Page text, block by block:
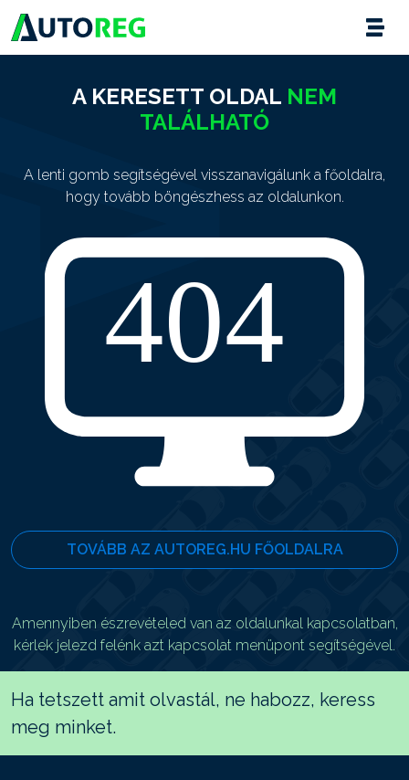
A KERESETT OLDAL NEM
TALÁLHATÓ
A lenti gomb segítségével visszanavigálunk a főoldalra,
hogy tovább böngészhess az oldalunkon.
TOVÁBB AZ AUTOREG.HU FŐOLDALRA
Amennyiben észrevételed van az oldalunkal kapcsolatban,
kérlek jelezd felénk azt kapcsolat menüpont segítségével.
Ha tetszett amit olvastál, ne habozz, keress
meg minket.